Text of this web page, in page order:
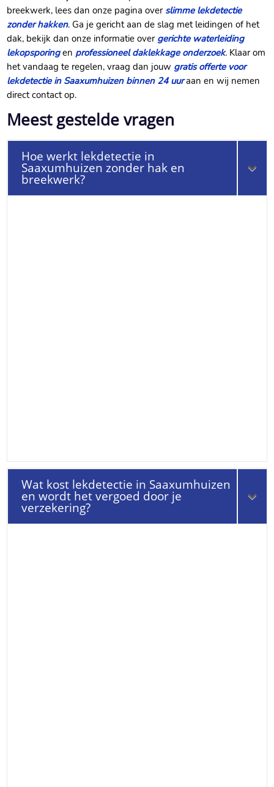
breekwerk, lees dan onze pagina over slimme lekdetectie
zonder hakken.​ Ga je gericht aan de slag met leidingen of het
dak, bekijk dan onze informatie over gerichte waterleiding
lekopsporingen professioneel daklekkage onderzoek.​ Klaar om
het vandaag te regelen, vraag dan jouw gratis offerte voor
lekdetectie in Saaxumhuizen binnen 24 uuraan en wij nemen
direct contact op.​
Meest gestelde vragen
Hoe werkt lekdetectie in
Saaxumhuizen zonder hak en
breekwerk?
Wat kost lekdetectie in Saaxumhuizen
en wordt het vergoed door je
verzekering?